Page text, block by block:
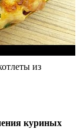
из
куриных